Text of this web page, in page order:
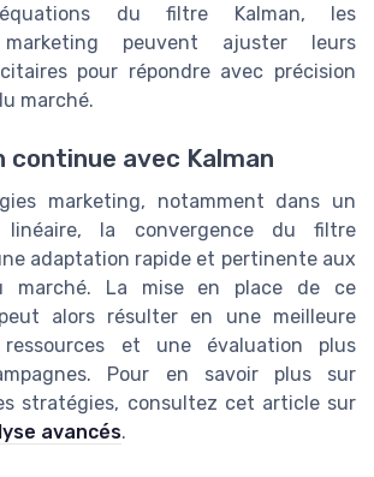
du filtre Kalman, les
marketing peuvent ajuster leurs
pour répondre avec précision
marché.
continue avec Kalman
marketing, notamment dans un
linéaire, la convergence du filtre
adaptation rapide et pertinente aux
marché. La mise en place de ce
alors résulter en une meilleure
et une évaluation plus
Pour en savoir plus sur
stratégies, consultez cet article sur
avancés.